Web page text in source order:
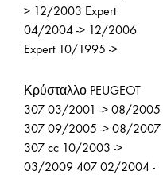
> 12/2003 Expert
04/2004 -> 12/2006
Expert 10/1995 ->
38,40€
Κρύσταλλο PEUGEOT
307 03/2001 -> 08/2005
307 09/2005 -> 08/2007
307 cc 10/2003 ->
03/2009 407 02/2004 -